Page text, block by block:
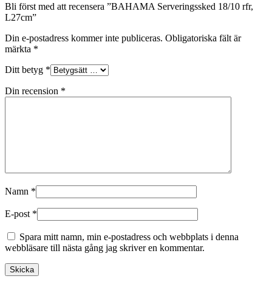
Bli först med att recensera ”BAHAMA Serveringssked 18/10 rfr,
L27cm”
Din e-postadress kommer inte publiceras. Obligatoriska fält är
märkta *
Ditt betyg *
Din recension *
Namn *
E-post *
Spara mitt namn, min e-postadress och webbplats i denna
webbläsare till nästa gång jag skriver en kommentar.